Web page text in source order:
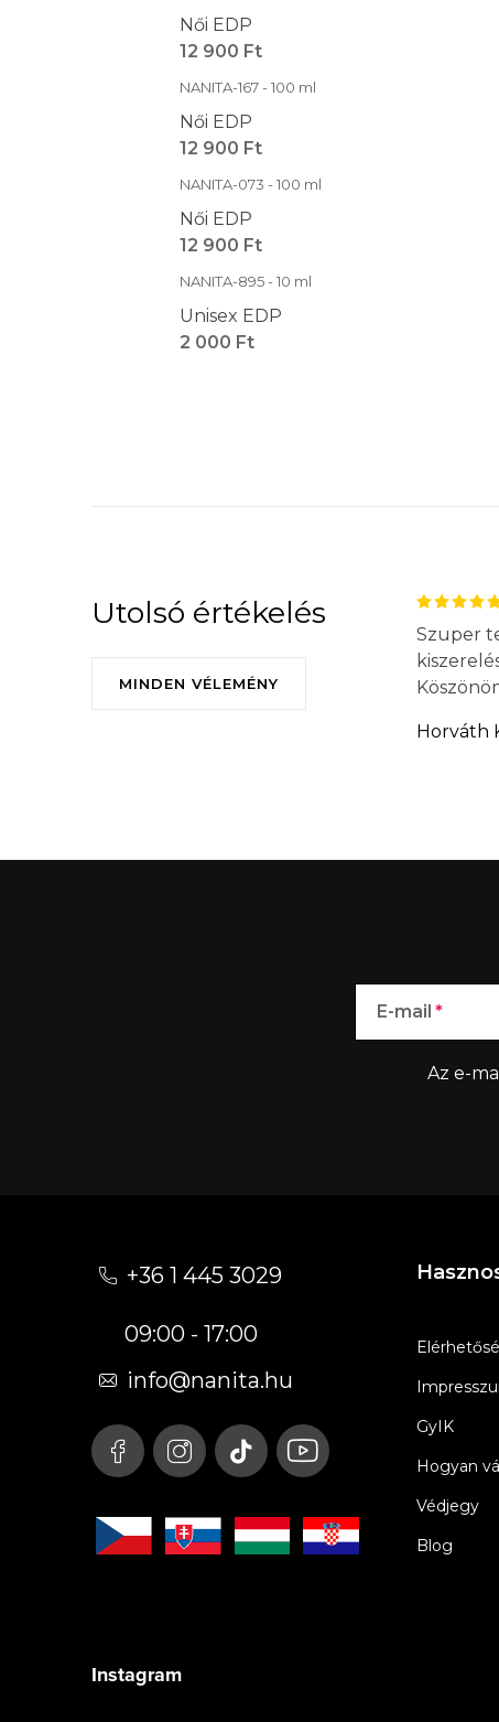
Női EDP
12 900 Ft
NANITA-167 - 100 ml
Női EDP
12 900 Ft
NANITA-073 - 100 ml
Női EDP
12 900 Ft
NANITA-895 - 10 ml
Unisex EDP
2 000 Ft
Utolsó értékelés
MINDEN VÉLEMÉNY
Szuper
Horváth
E-mail
Az e-
+36 1 445 3029
09:00 - 17:00
info@nanita.hu
GyIK
Hogyan
Védjegy
Blog
Instagram